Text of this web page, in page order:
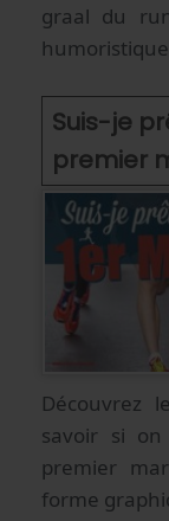
graal du
Suis-je
premier
Découvrez
savoir si
premier
forme